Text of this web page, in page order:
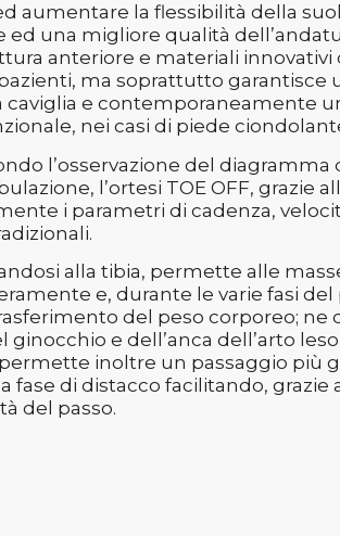
aumentare la flessibilità della
una migliore qualità
anteriore e materiali innovativi
ma soprattutto garantisce
e contemporaneamente
nei casi di piede
l’osservazione del diagramma
l’ortesi TOE OFF, grazie
i parametri di cadenza,
alla tibia, permette alle
e, durante le varie fasi del
del peso corporeo; ne
e dell’anca dell’arto
inoltre un passaggio più
fase di distacco facilitando, grazie
del passo.